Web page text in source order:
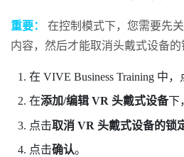
重要：
在控制模式下，您需要先
内容，然后才能取消头戴式设备的
在 VIVE Business Training中，
在添加/编辑 VR 头戴式设备下
点击取消 VR 头戴式设备的锁
点击确认。